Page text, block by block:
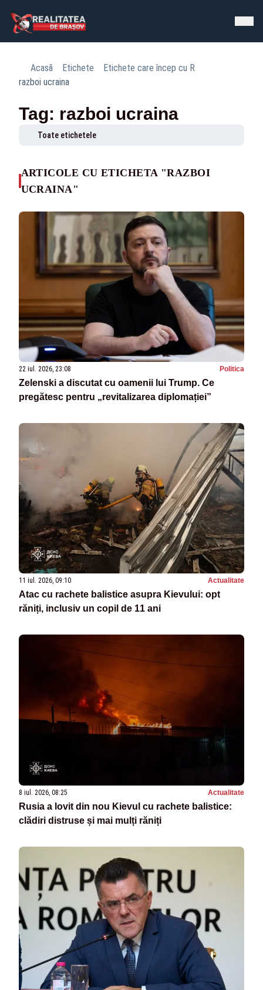
Acasă Etichete
Etichete care încep cu R
razboi ucraina
Tag: razboi ucraina
Toate etichetele
ARTICOLE CU ETICHETA "RAZBOI
UCRAINA"
22 iul. 2026, 23:08 Politica
Zelenski a discutat cu oamenii lui Trump. Ce
pregătesc pentru „revitalizarea diplomației”
11 iul. 2026, 09:10 Actualitate
Atac cu rachete balistice asupra Kievului: opt
răniți, inclusiv un copil de 11 ani
8 iul. 2026, 08:25 Actualitate
Rusia a lovit din nou Kievul cu rachete balistice:
clădiri distruse și mai mulți răniți